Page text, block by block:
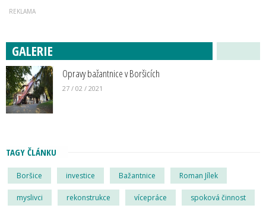
GALERIE
Opravy bažantnice v Boršicích
27 / 02 / 2021
TAGY ČLÁNKU
Boršice investice Bažantnice Roman Jílek
myslivci rekonstrukce vícepráce spoková činnost